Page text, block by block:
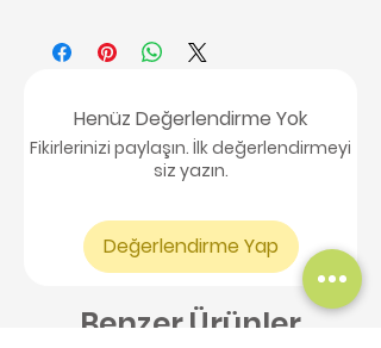
Henüz Değerlendirme Yok
Fikirlerinizi paylaşın. İlk değerlendirmeyi
siz yazın.
Değerlendirme Yap
Benzer Ürünler